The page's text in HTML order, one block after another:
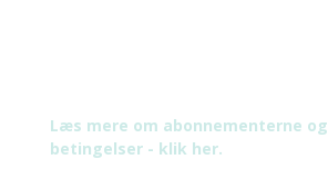
Læs mere om abonnementerne og
betingelser - klik her.